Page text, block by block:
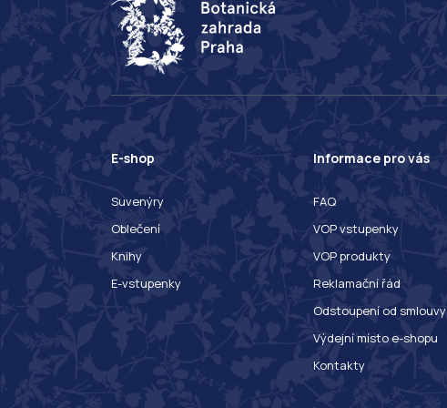
E-shop
Suvenýry
Oblečení
Knihy
E-vstupenky
Informace pro vás
FAQ
VOP vstupenky
VOP produkty
Reklamační řád
Odstoupení od smlouvy
Výdejní místo e-shopu
Kontakty